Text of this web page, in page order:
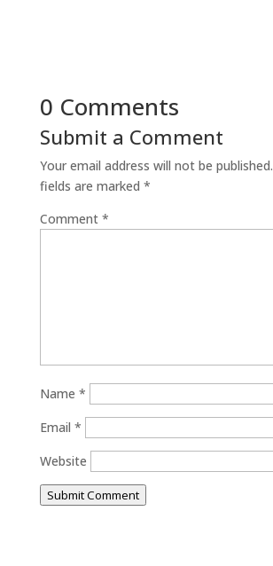
0 Comments
Submit a Comment
Your email address will not be published.
fields are marked *
Comment *
Name *
Email *
Website
Submit Comment